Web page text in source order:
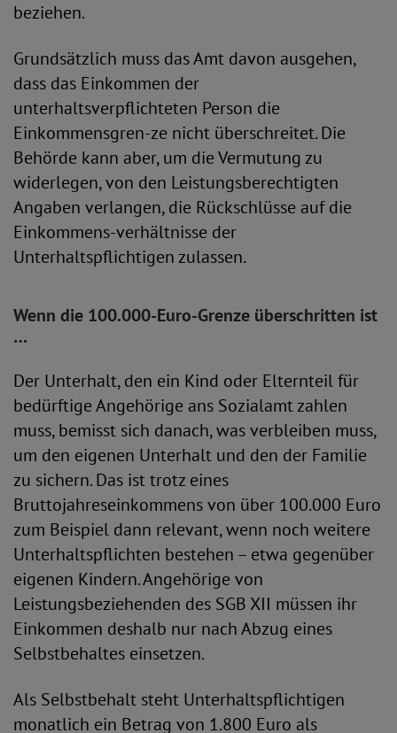
beziehen.
Grundsätzlich muss das Amt davon ausgehen,
dass das Einkommen der
unterhaltsverpflichteten Person die
Einkommensgren-ze nicht überschreitet. Die
Behörde kann aber, um die Vermutung zu
widerlegen, von den Leistungsberechtigten
Angaben verlangen, die Rückschlüsse auf die
Einkommens-verhältnisse der
Unterhaltspflichtigen zulassen.
Wenn die 100.000-Euro-Grenze überschritten ist
…
Der Unterhalt, den ein Kind oder Elternteil für
bedürftige Angehörige ans Sozialamt zahlen
muss, bemisst sich danach, was verbleiben muss,
um den eigenen Unterhalt und den der Familie
zu sichern. Das ist trotz eines
Bruttojahreseinkommens von über 100.000 Euro
zum Beispiel dann relevant, wenn noch weitere
Unterhaltspflichten bestehen – etwa gegenüber
eigenen Kindern. Angehörige von
Leistungsbeziehenden des SGB XII müssen ihr
Einkommen deshalb nur nach Abzug eines
Selbstbehaltes einsetzen.
Als Selbstbehalt steht Unterhaltspflichtigen
monatlich ein Betrag von 1.800 Euro als